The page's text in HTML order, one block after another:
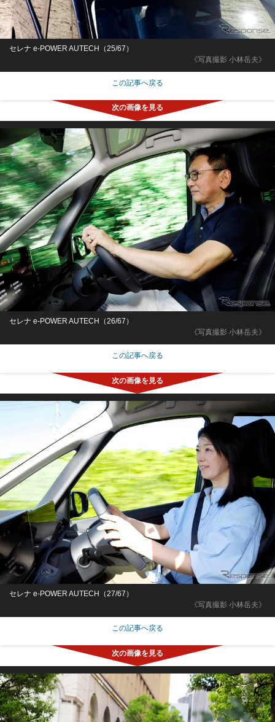
《写真撮影 小林岳夫》
セレナ e-POWER AUTECH（25/67）
この記事へ戻る
《写真撮影 小林岳夫》
セレナ e-POWER AUTECH（26/67）
この記事へ戻る
《写真撮影 小林岳夫》
セレナ e-POWER AUTECH（27/67）
この記事へ戻る